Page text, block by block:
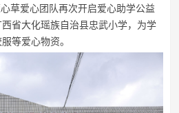
草爱心团队再次开启爱心助学公益
省大化瑶族自治县忠武小学，为学
等爱心物资。